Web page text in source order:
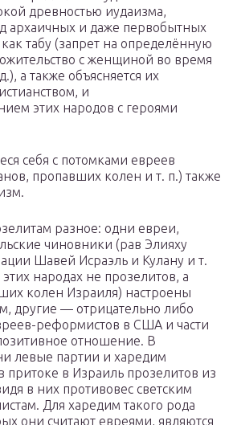
древностью иудаизма,
архаичных и даже первобытных
табу (запрет на определённую
с женщиной во время
а также объясняется их
и
этих народов с героями
себя с потомками евреев
пропавших колен и т. п.) также
разное: одни евреи,
чиновники (рав Элияху
Шавей Исраэль и Кулану и т.
народах не прозелитов, а
колен Израиля) настроены
другие — отрицательно либо
реформистов в США и части
отношение. В
левые партии и харедим
притоке в Израиль прозелитов из
в них противовес светским
Для харедим такого рода
они считают евреями, являются